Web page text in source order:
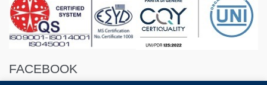
FACEBOOK